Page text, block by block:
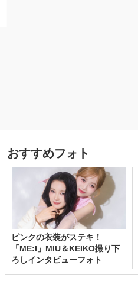
おすすめフォト
ピンクの衣装がステキ！
「ME:I」MIU＆KEIKO撮り下
ろしインタビューフォト